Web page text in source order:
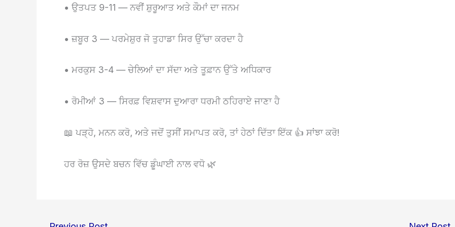
• ਉਤਪਤ 9-11 — ਨਵੀਂ ਸ਼ੁਰੂਆਤ ਅਤੇ ਕੌਮਾਂ ਦਾ ਜਨਮ
• ਜ਼ਬੂਰ 3 — ਪਰਮੇਸ਼ੁਰ ਜੋ ਤੁਹਾਡਾ ਸਿਰ ਉੱਚਾ ਕਰਦਾ ਹੈ
• ਮਰਕੁਸ 3-4 — ਚੇਲਿਆਂ ਦਾ ਸੱਦਾ ਅਤੇ ਤੂਫ਼ਾਨ ਉੱਤੇ ਅਧਿਕਾਰ
• ਰੋਮੀਆਂ 3 — ਸਿਰਫ਼ ਵਿਸ਼ਵਾਸ ਦੁਆਰਾ ਧਰਮੀ ਠਹਿਰਾਏ ਜਾਣਾ ਹੈ
📖 ਪੜ੍ਹੋ, ਮਨਨ ਕਰੋ, ਅਤੇ ਜਦੋਂ ਤੁਸੀਂ ਸਮਾਪਤ ਕਰੋ, ਤਾਂ ਹੇਠਾਂ ਦਿੱਤਾ ਇੱਕ 👍 ਸਾਂਝਾ ਕਰੋ!
ਹਰ ਰੋਜ਼ ਉਸਦੇ ਬਚਨ ਵਿੱਚ ਡੂੰਘਾਈ ਨਾਲ ਵਧੋ 🌿